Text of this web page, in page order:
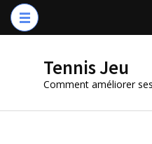
Aller
au
(PressezTennis Jeu
Comment améliorer